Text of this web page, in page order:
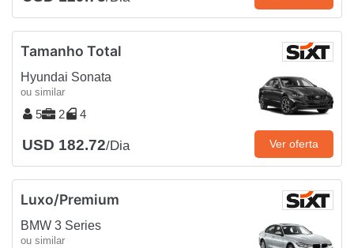
Tamanho Total
Hyundai Sonata
ou similar
5 2 4
USD 182.72/Dia Ver oferta
Luxo/Premium
BMW 3 Series
ou similar